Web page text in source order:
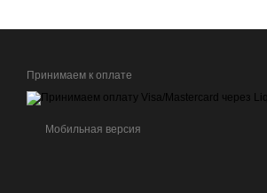
Принимаем к оплате
Мобильная версия